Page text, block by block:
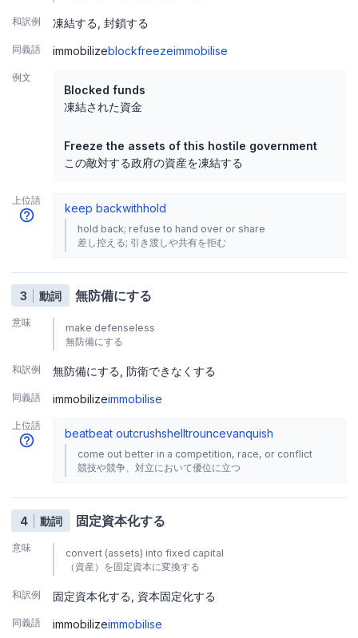
和訳例 凍結する 封鎖する
同義語 immobilizeblockfreezeimmobilise
例文
Blocked funds
凍結された資金
Freeze the assets of this hostile government
この敵対する政府の資産を凍結する
上位語
keep backwithhold
hold back; refuse to hand over or share
差し控える; 引き渡しや共有を拒む
3 動詞 無防備にする
意味
make defenseless
無防備にする
和訳例 無防備にする 防衛できなくする
同義語 immobilizeimmobilise
上位語
beatbeat outcrushshelltrouncevanquish
come out better in a competition, race, or conflict
競技や競争、対立において優位に立つ
4 動詞 固定資本化する
意味
convert (assets) into fixed capital
（資産）を固定資本に変換する
和訳例 固定資本化する 資本固定化する
同義語 immobilizeimmobilise